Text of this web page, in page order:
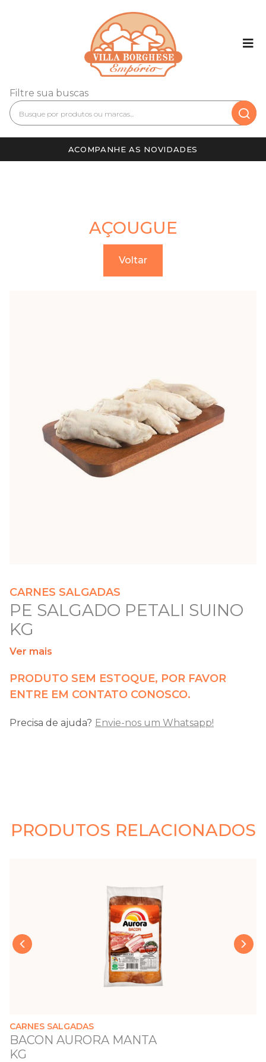
Filtre sua buscas
ACOMPANHE AS NOVIDADES
AÇOUGUE
Voltar
CARNES SALGADAS
PE SALGADO PETALI SUINO
KG
Ver mais
PRODUTO SEM ESTOQUE, POR FAVOR
ENTRE EM CONTATO CONOSCO.
Precisa de ajuda? Envie-nos um Whatsapp!
PRODUTOS RELACIONADOS
CARNES SALGADAS
BACON AURORA MANTA
KG
‹ ›